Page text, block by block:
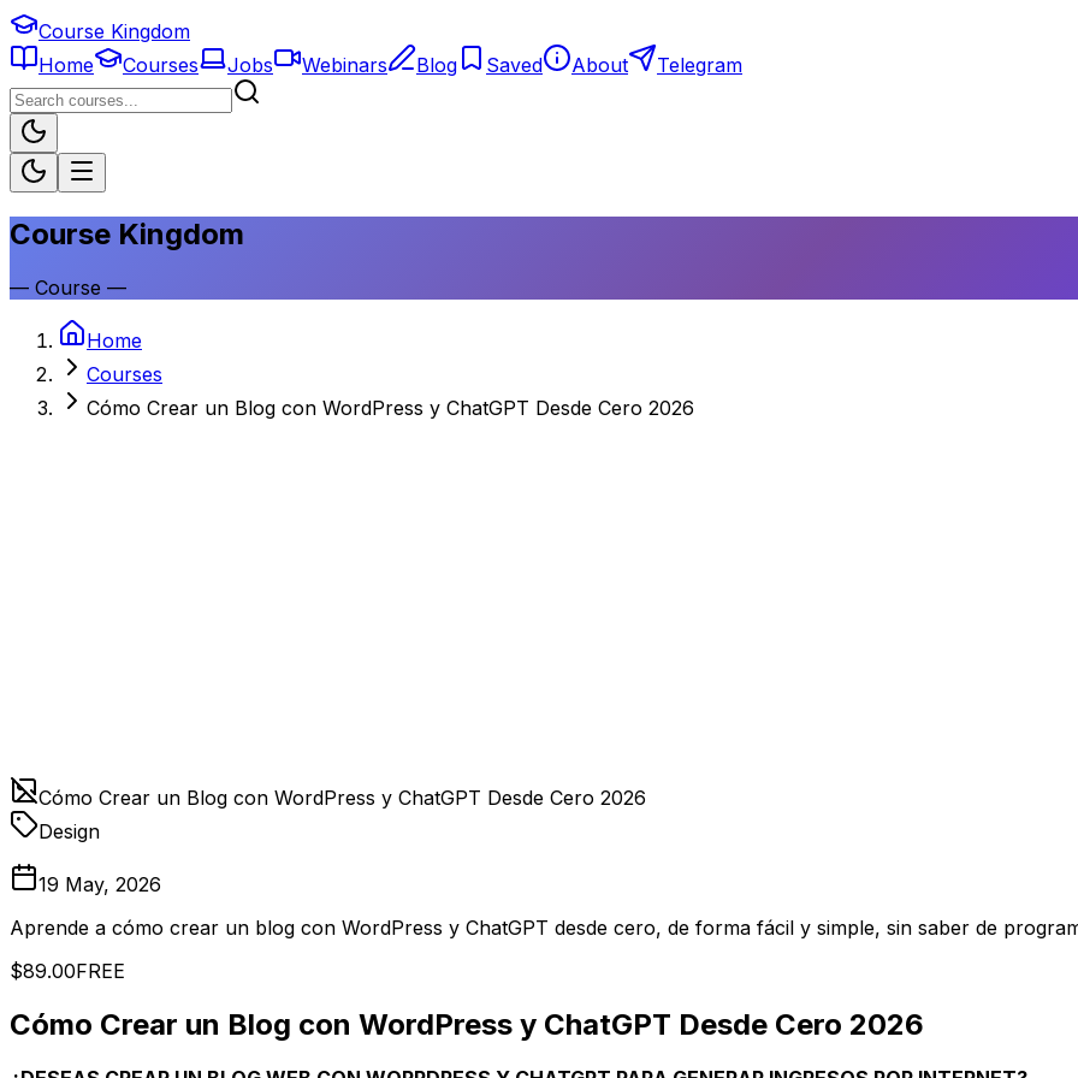
Course Kingdom
Home
Courses Jobs Webinars Blog Saved About Telegram
Course Kingdom
— Course —
Home
Courses
Cómo Crear un Blog con WordPress y ChatGPT Desde Cero 2026
Cómo Crear un Blog con WordPress y ChatGPT Desde Cero 2026
Design
19 May, 2026
Aprende a cómo crear un blog con WordPress y ChatGPT desde cero, de forma fácil y simple, sin saber de
$89.00FREE
Cómo Crear un Blog con WordPress y ChatGPT Desde Cero 2026